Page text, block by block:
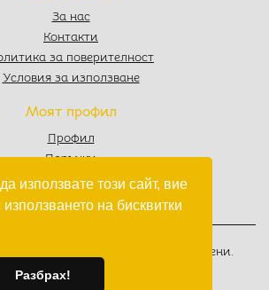
използвате този сайт, вие
на бисквитки
Разбрах!
За нас
Контакти
за поверителност
Условия за използване
Моят профил
Профил
Поръчки
Любими
. Всички права запазени.